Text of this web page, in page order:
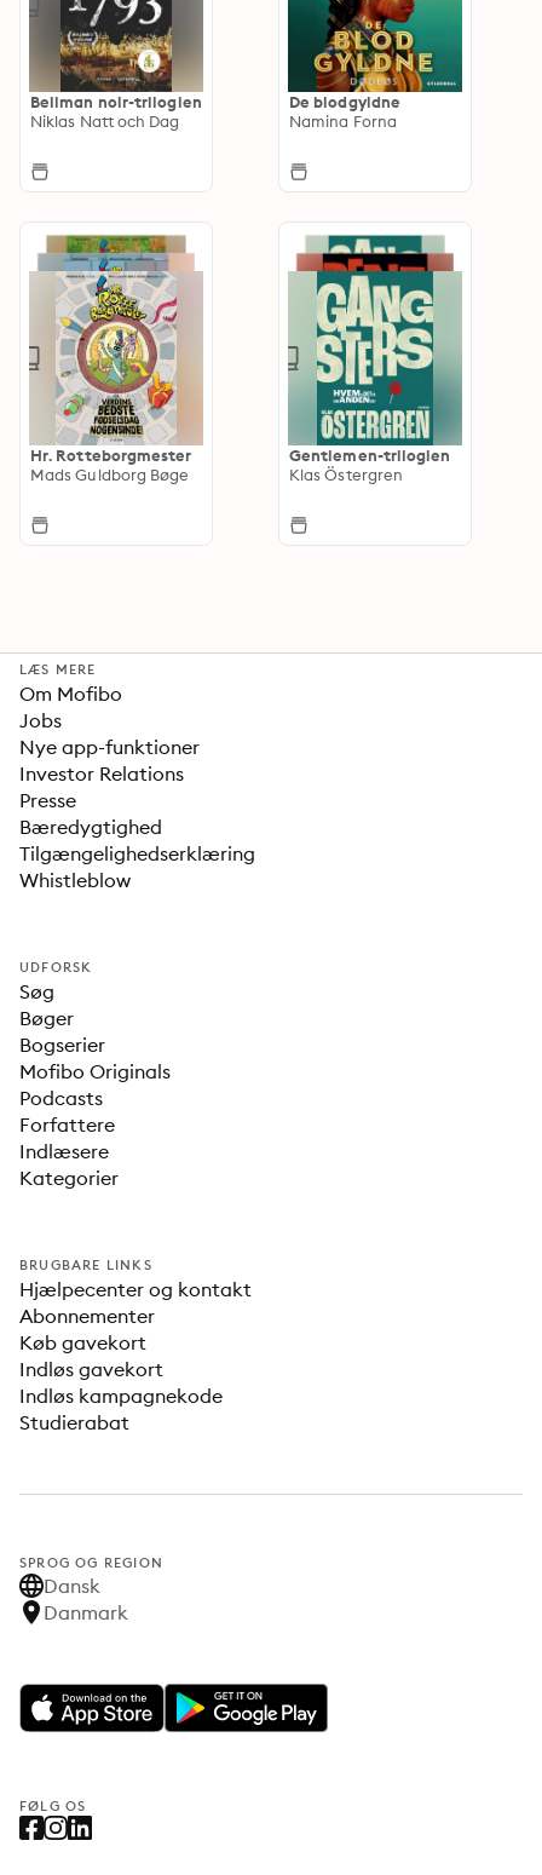
Bellman noir-trilogien
Niklas Natt och Dag
De blodgyldne
Namina Forna
Hr. Rotteborgmester
Mads Guldborg Bøge
Gentlemen-trilogien
Klas Östergren
LÆS MERE
Om Mofibo
Jobs
Nye app-funktioner
Investor Relations
Presse
Bæredygtighed
Tilgængelighedserklæring
Whistleblow
UDFORSK
Søg
Bøger
Bogserier
Mofibo Originals
Podcasts
Forfattere
Indlæsere
Kategorier
BRUGBARE LINKS
Hjælpecenter og kontakt
Abonnementer
Køb gavekort
Indløs gavekort
Indløs kampagnekode
Studierabat
SPROG OG REGION
Dansk
Danmark
FØLG OS